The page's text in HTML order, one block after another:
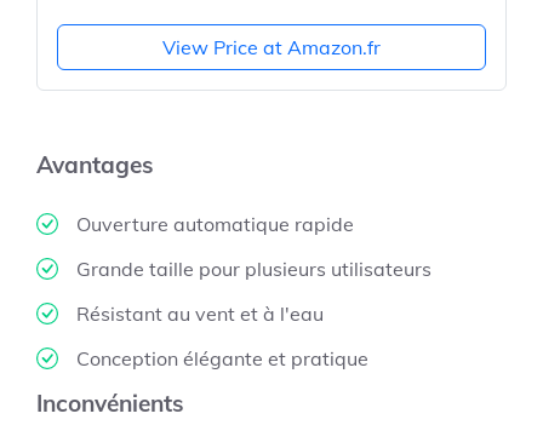
View Price at Amazon.fr
Avantages
Ouverture automatique rapide
Grande taille pour plusieurs utilisateurs
Résistant au vent et à l'eau
Conception élégante et pratique
Inconvénients